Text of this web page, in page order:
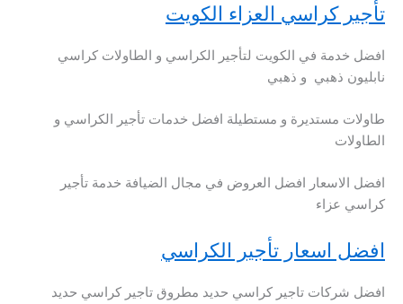
تأجير كراسي العزاء الكويت
افضل خدمة في الكويت لتأجير الكراسي و الطاولات كراسي
نابليون ذهبي و ذهبي
طاولات مستديرة و مستطيلة افضل خدمات تأجير الكراسي و
الطاولات
افضل الاسعار افضل العروض في مجال الضيافة خدمة تأجير
كراسي عزاء
افضل اسعار تأجير الكراسي
افضل شركات تاجير كراسي حديد مطروق تاجير كراسي حديد